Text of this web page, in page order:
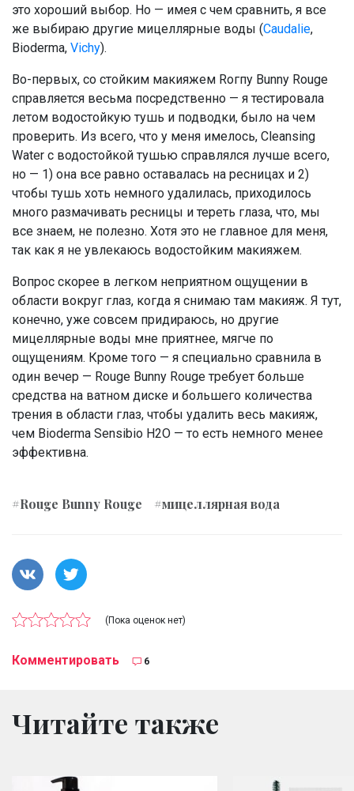
это хороший выбор. Но — имея с чем сравнить, я все
же выбираю другие мицеллярные воды (Caudalie,
Bioderma, Vichy).
Во-первых, со стойким макияжем Roгпу Bunny Rouge
справляется весьма посредственно — я тестировала
летом водостойкую тушь и подводки, было на чем
проверить. Из всего, что у меня имелось, Cleansing
Water с водостойкой тушью справлялся лучше всего,
но — 1) она все равно оставалась на ресницах и 2)
чтобы тушь хоть немного удалилась, приходилось
много размачивать ресницы и тереть глаза, что, мы
все знаем, не полезно. Хотя это не главное для меня,
так как я не увлекаюсь водостойким макияжем.
Вопрос скорее в легком неприятном ощущении в
области вокруг глаз, когда я снимаю там макияж. Я тут,
конечно, уже совсем придираюсь, но другие
мицеллярные воды мне приятнее, мягче по
ощущениям. Кроме того — я специально сравнила в
один вечер — Rouge Bunny Rouge требует больше
средства на ватном диске и большего количества
трения в области глаз, чтобы удалить весь макияж,
чем Bioderma Sensibio H2O — то есть немного менее
эффективна.
#Rouge Bunny Rouge #мицеллярная вода
(Пока оценок нет)
Комментировать 6
Читайте также